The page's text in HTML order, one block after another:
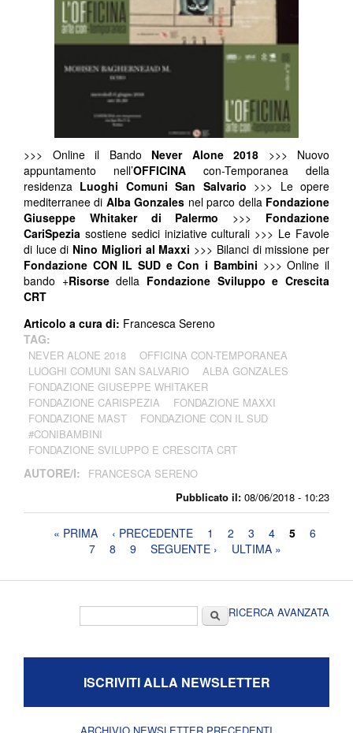
Pubblicato il: 08/06/2018 - 10:23
>>> Online il Bando Never Alone 2018 >>> Nuovo
appuntamento nell’OFFICINA con-Temporanea della
residenza Luoghi Comuni San Salvario >>> Le opere
mediterranee di Alba Gonzales nel parco della Fondazione
Giuseppe Whitaker di Palermo >>> Fondazione
CariSpezia sostiene sedici iniziative culturali >>> Le Favole
di luce di Nino Migliori al Maxxi >>> Bilanci di missione per
Fondazione CON IL SUD e Con i Bambini >>> Online il
bando +Risorsedella Fondazione Sviluppo e Crescita
CRT
Articolo a cura di: Francesca Sereno
TAG:
NEVER ALONE 2018
OFFICINA CON-TEMPORANEA
LUOGHI COMUNI SAN SALVARIO
ALBA GONZALES
FONDAZIONE GIUSEPPE WHITAKER
FONDAZIONE CARISPEZIA
FONDAZIONE MAXXI
FONDAZIONE MAST
FONDAZIONE CON IL SUD
#CONIBAMBINI
FONDAZIONE SVILUPPO E CRESCITA CRT
AUTORE/I: FRANCESCA SERENO
Pagine« PRIMA ‹ PRECEDENTE 1 2 3 4 5
6
7
8 9 SEGUENTE › ULTIMA »
CercaRICERCA AVANZATA
ISCRIVITI ALLA NEWSLETTER